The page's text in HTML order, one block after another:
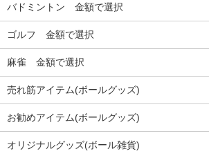
バドミントン 金額で選択
ゴルフ 金額で選択
麻雀 金額で選択
売れ筋アイテム(ボールグッズ)
お勧めアイテム(ボールグッズ)
オリジナルグッズ(ボール雑貨)